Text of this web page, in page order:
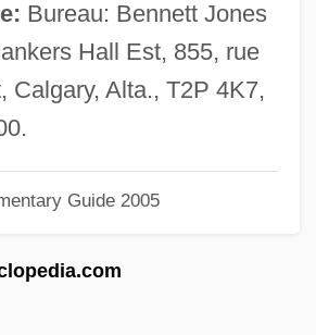
Bureau: Bennett Jones
Hall Est, 855, rue
Calgary, Alta., T2P 4K7,
Guide 2005
Fourth Earl Of